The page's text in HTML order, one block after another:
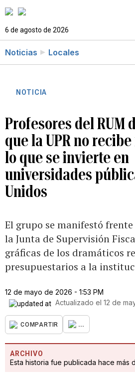
6 de agosto de 2026
Noticias Locales
NOTICIA
Profesores del RUM
que la UPR no
lo que se invierte en
universidades
Unidos
El grupo se manifestó
la Junta de Supervisión
gráficas de los dramáticos
presupuestarios a la
12 de mayo de 2026 - 1:53 PM
Actualizado el 12 de
COMPARTIR ...
ARCHIVO
Esta historia fue publicada hace más